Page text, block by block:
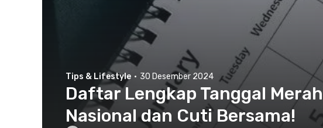
Tips & Lifestyle · 30 Desember 2024
Daftar Lengkap Tanggal
Nasional dan Cuti Bersama!